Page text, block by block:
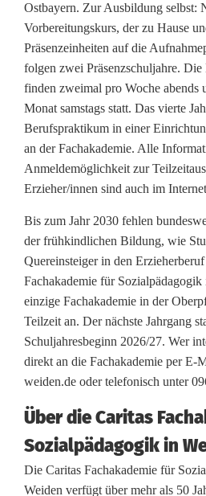
n
W
e
i
d
e
n
s
t
ö
ß
t
a
u
f
g
Ostbayern. Zur Ausbildung selbst:
Vorbereitungskurs, der zu Hause
Präsenzeinheiten auf die
folgen zwei Präsenzschuljahre. Die
finden zweimal pro Woche abends
Monat samstags statt. Das vierte
Berufspraktikum in einer
an der Fachakademie. Alle
Anmeldemöglichkeit zur
Erzieher/innen sind auch im
Bis zum Jahr 2030 fehlen
der frühkindlichen Bildung, wie
Quereinsteiger in den
Fachakademie für Sozialpädagogik
einzige Fachakademie in der
Teilzeit an. Der nächste Jahrgang
Schuljahresbeginn 2026/27. Wer
direkt an die Fachakademie per E-
weiden.de oder telefonisch unter
Über die Caritas
Sozialpädagogik in
Die Caritas Fachakademie für
Weiden verfügt über mehr als 50